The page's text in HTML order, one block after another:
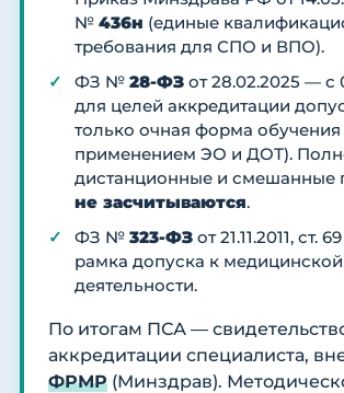
№ 436н (единые
требования для СПО и ВПО).
ФЗ № 28-ФЗ от 28.02.2025 — с
для целей аккредитации
только очная форма обучения
применением ЭО и ДОТ).
дистанционные и смешанные
не засчитываются.
ФЗ № 323-ФЗ от 21.11.2011, ст.
рамка допуска к медицинской
деятельности.
По итогам ПСА —
аккредитации специалиста,
ФРМР (Минздрав).